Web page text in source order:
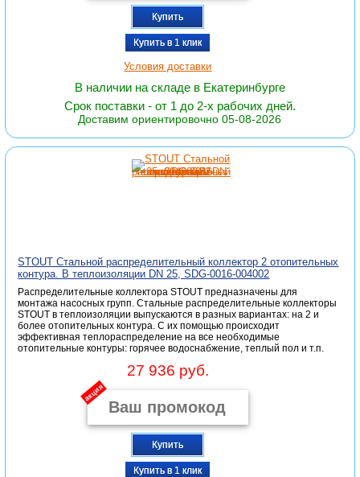
Купить
Купить в 1 клик
Условия доставки
В наличии на складе в Екатеринбурге
Срок поставки - от 1 до 2-х рабочих дней.
Доставим ориентировочно 05-08-2026
STOUT Стальной распределительный коллектор 2 отопительных
контура. В теплоизоляции DN 25, SDG-0016-004002
Распределительные коллектора STOUT предназначены для
монтажа насосных групп. Стальные распределительные коллекторы
STOUT в теплоизоляции выпускаются в разных вариантах: на 2 и
более отопительных контура. С их помощью происходит
эффективная теплораспределение на все необходимые
отопительные контуры: горячее водоснабжение, теплый пол и т.п.
27 936 руб.
акция
Купить
Купить в 1 клик